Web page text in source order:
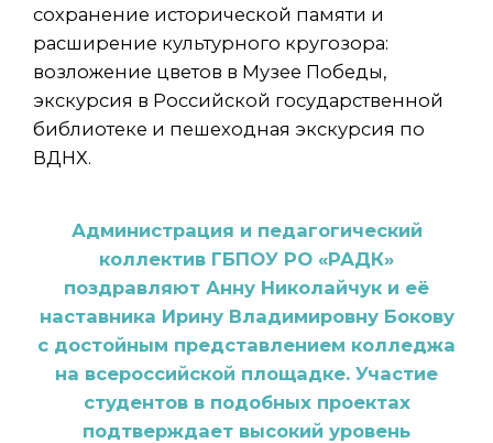
сохранение исторической памяти и
расширение культурного кругозора:
возложение цветов в Музее Победы,
экскурсия в Российской государственной
библиотеке и пешеходная экскурсия по
ВДНХ.
Администрация и педагогический
коллектив ГБПОУ РО «РАДК»
поздравляют Анну Николайчук и её
наставника Ирину Владимировну Бокову
с достойным представлением колледжа
на всероссийской площадке. Участие
студентов в подобных проектах
подтверждает высокий уровень